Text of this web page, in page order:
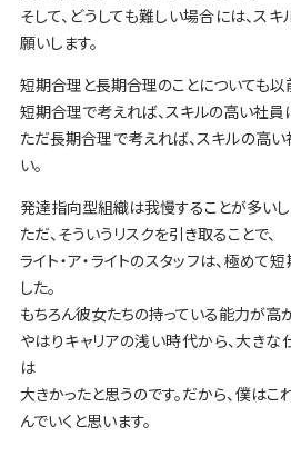
そして、どうしても難しい場合には、ス
願いします。
短期合理と長期合理のことについても以
短期合理で考えれば、スキルの高い社員
ただ長期合理で考えれば、スキルの高
い。
発達指向型組織は我慢することが多いし
ただ、そういうリスクを引き取ることで、
ライト・ア・ライトのスタッフは、極めて
した。
もちろん彼女たちの持っている能力が高
やはりキャリアの浅い時代から、大き
は
大きかったと思うのです。だから、僕は
んでいくと思います。